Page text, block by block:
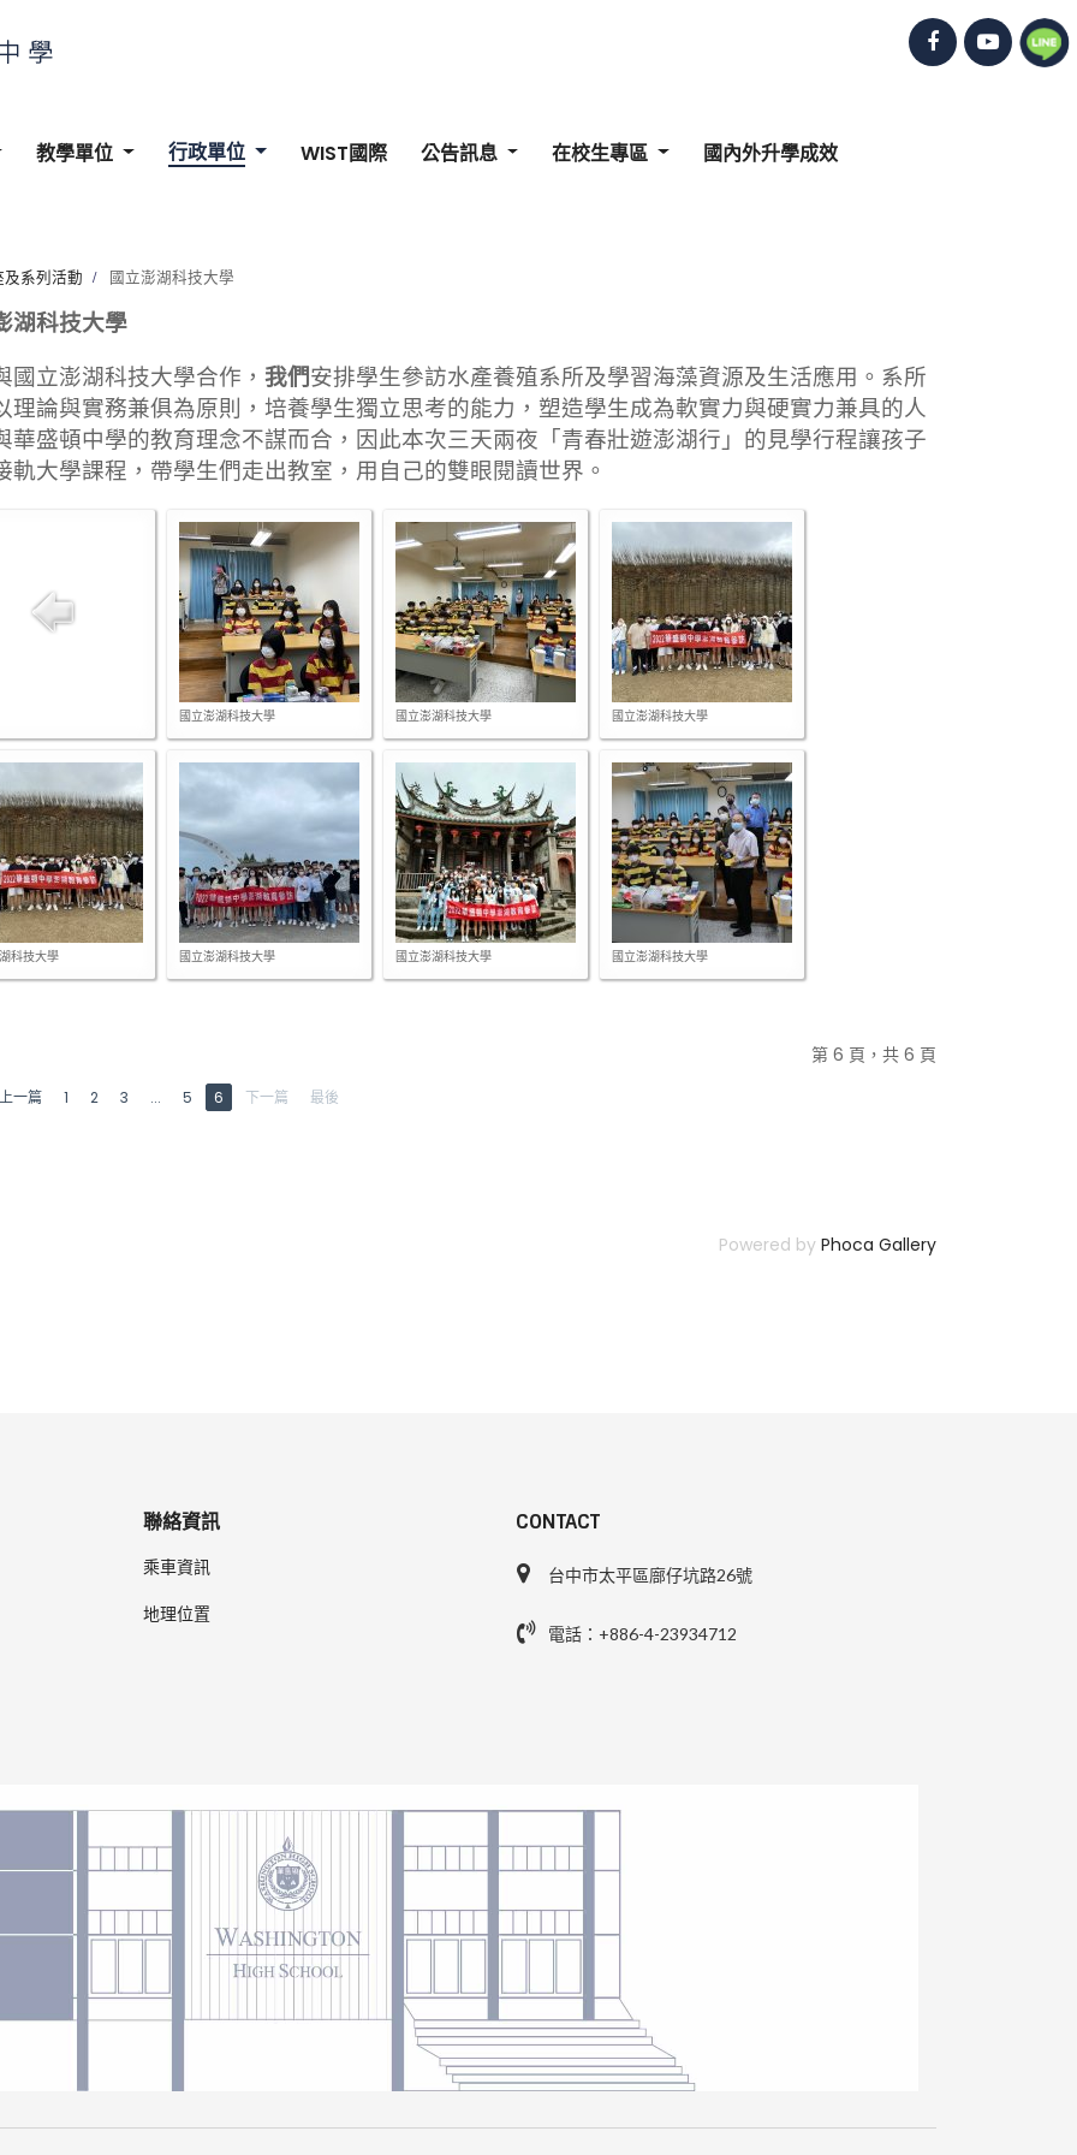
教學單位 行政單位 WIST國際 公告訊息 在校生專區 國內外升學成效
系列活動 國立澎湖科技大學
湖科技大學
國立澎湖科技大學合作， 我們安排學生參訪水產養殖系所及學習海藻資源及生活應用。系所
理論與實務兼俱為原則，培養學生獨立思考的能力，塑造學生成為軟實力與硬實力兼具的人
華盛頓中學的教育理念不謀而合，因此本次三天兩夜「青春壯遊澎湖行」的見學行程讓孩子
軌大學課程，帶學生們走出教室，用自己的雙眼閱讀世界。
國立澎湖科技大學 國立澎湖科技大學 國立澎湖科技大學
科技大學 國立澎湖科技大學 國立澎湖科技大學 國立澎湖科技大學
第 6 頁，共 6 頁
上一篇 1 2 3 ... 5 6 下一篇 最後
Powered by Phoca Gallery
聯絡資訊
乘車資訊
地理位置
CONTACT
台中市太平區廍仔坑路26號
電話：+886-4-23934712